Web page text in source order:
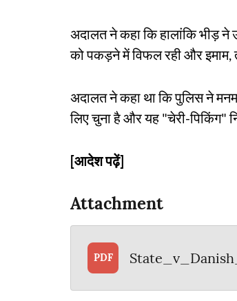
अदालत ने कहा कि हालांकि भीड़ ने
को पकड़ने में विफल रही और इमाम,
अदालत ने कहा था कि पुलिस ने
लिए चुना है और यह "चेरी-पिकिंग"
[आदेश पढ़ें]
Attachment
PDF